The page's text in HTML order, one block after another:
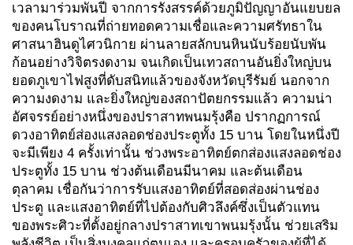
เวลามาร่วมพันปี จากการรังสรรค์ด้วยภูมิปัญญาอันแยบยล
ของคนโบราณที่ถ่ายทอดความเชื่อและความศรัทธาใน
ศาสนาฮินดูไศวนิกาย ผ่านลายสลักบนหินนับร้อยนับพัน
ก้อนอย่างวิจิตรงดงาม จนเกิดเป็นเทวสถานอันยิ่งใหญ่บน
ยอดภูเขาไฟสูงที่ดับสนิทแล้วของจังหวัดบุรีรัมย์ นอกจาก
ความงดงาม และยิ่งใหญ่ของสถาปัตยกรรมแล้ว ความน่า
อัศจรรย์อย่างหนึ่งของปราสาทพนมรุ้งคือ ปรากฏการณ์
ดวงอาทิตย์ส่องแสงลอดช่องประตูทั้ง 15 บาน โดยในหนึ่งปี
จะมีเพียง 4 ครั้งเท่านั้น ช่วงพระอาทิตย์ตกส่องแสงลอดช่อง
ประตูทั้ง 15 บาน ช่วงต้นเดือนมีนาคม และต้นเดือน
ตุลาคม เชื่อกันว่าการรับแสงอาทิตย์ที่สอดส่องผ่านช่อง
ประตู และแสงอาทิตย์ที่ไปต้องกับศิวลึงค์ซึ่งเป็นตัวแทน
ของพระศิวะที่ตั้งอยู่กลางปราสาทเขาพนมรุ้งนั้น ช่วยเสริม